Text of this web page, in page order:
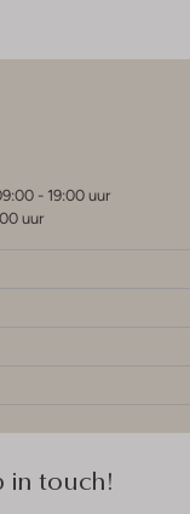
- 19:00 uur
uur
in touch!